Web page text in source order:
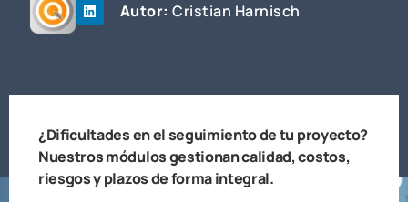
Autor: Cristian Harnisch
¿Dificultades en el seguimiento de tu proyecto?
Nuestros módulos gestionan calidad, costos,
riesgos y plazos de forma integral.